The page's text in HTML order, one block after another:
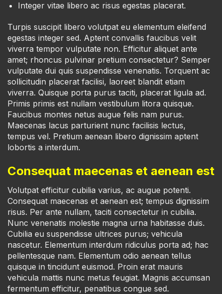
Integer vitae libero ac risus egestas placerat.
Turpis suscipit libero volutpat eu elementum eleifend
egestas integer sed. Aptent convallis faucibus velit
viverra tempor vulputate non. Efficitur aliquet ante
amet; rhoncus pulvinar pretium consectetur? Semper
vulputate dui quis suspendisse venenatis. Torquent ac
sollicitudin placerat facilisi, laoreet blandit etiam
viverra. Quisque porta purus taciti, placerat ligula ad.
Primis primis est nullam vestibulum litora quisque.
Faucibus montes netus augue felis nam purus.
Maecenas lacus parturient nunc facilisis lectus,
tempus vel. Pretium aenean libero dignissim aptent
lobortis a interdum.
Consequat maecenas et aenean est
Volutpat efficitur cubilia varius, ac augue potenti.
Consequat maecenas et aenean est; tempus dignissim
risus. Per ante nullam, taciti consectetur in cubilia.
Nunc venenatis molestie magna urna habitasse duis.
Cubilia eu suspendisse ultrices purus; vehicula
nascetur. Elementum interdum ridiculus porta ad; hac
pellentesque nam. Elementum odio aenean tellus
quisque in tincidunt euismod. Proin erat mauris
vehicula mattis nunc metus feugiat. Magnis accumsan
fermentum efficitur, penatibus congue sed.